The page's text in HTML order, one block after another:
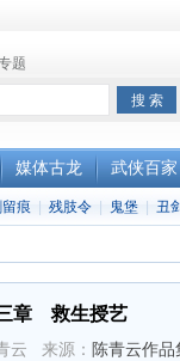
题
媒体古龙 武侠百家
痕 残肢令 鬼堡 丑
章 救生授艺
云 来源： 陈青云作品